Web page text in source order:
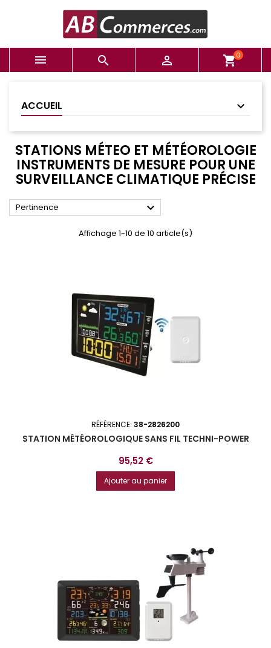
   shopping_cart0
ACCUEIL
STATIONS MÉTEO ET MÉTÉOROLOGIE
INSTRUMENTS DE MESURE POUR UNE
SURVEILLANCE CLIMATIQUE PRÉCISE
Pertinence 
Affichage 1-10 de 10 article(s)
RÉFÉRENCE: 38-2826200
STATION MÉTÉOROLOGIQUE SANS FIL TECHNI-POWER
Prix
95,52 €
Ajouter au panier